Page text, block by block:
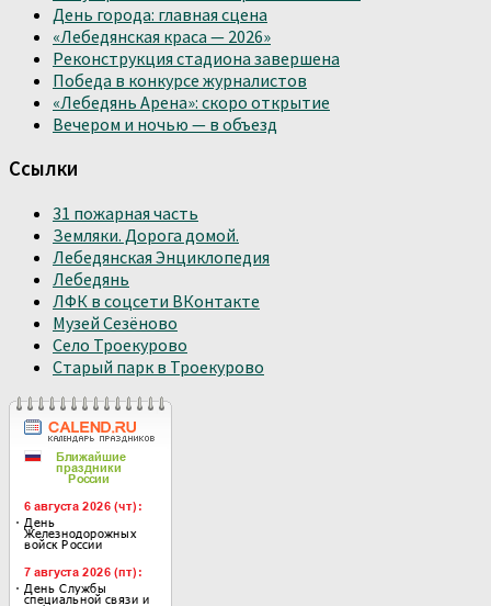
День города: главная сцена
«Лебедянская краса — 2026»
Реконструкция стадиона завершена
Победа в конкурсе журналистов
«Лебедянь Арена»: скоро открытие
Вечером и ночью — в объезд
Ссылки
31 пожарная часть
Земляки. Дорога домой.
Лебедянская Энциклопедия
Лебедянь
ЛФК в соцсети ВКонтакте
Музей Сезёново
Село Троекурово
Старый парк в Троекурово